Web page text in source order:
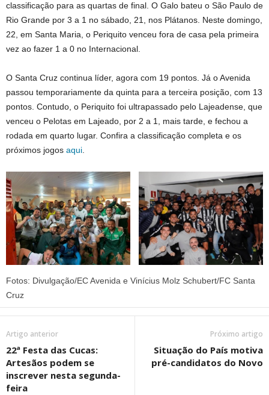
classificação para as quartas de final. O Galo bateu o São Paulo de
Rio Grande por 3 a 1 no sábado, 21, nos Plátanos. Neste domingo,
22, em Santa Maria, o Periquito venceu fora de casa pela primeira
vez ao fazer 1 a 0 no Internacional.
O Santa Cruz continua líder, agora com 19 pontos. Já o Avenida
passou temporariamente da quinta para a terceira posição, com 13
pontos. Contudo, o Periquito foi ultrapassado pelo Lajeadense, que
venceu o Pelotas em Lajeado, por 2 a 1, mais tarde, e fechou a
rodada em quarto lugar. Confira a classificação completa e os
próximos jogos aqui
Fotos: Divulgação/EC Avenida e Vinícius Molz Schubert/FC Santa
Cruz
Artigo anterior
22ª Festa das Cucas:
Artesãos podem se
inscrever nesta segunda-
feira
Próximo artigo
Situação do País motiva
pré-candidatos do Novo